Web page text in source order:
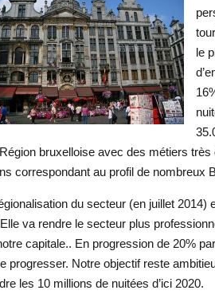
le
bruxelloise avec des métiers
correspondant au profil de nombreux
du secteur (en juillet 2014)
va rendre le secteur plus
capitale.. En progression de 20%
progresser. Notre objectif reste
les 10 millions de nuitées d’ici 2020.